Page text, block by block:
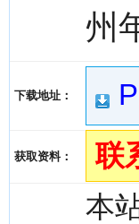
州
下载地址：
获取资料： 联
本